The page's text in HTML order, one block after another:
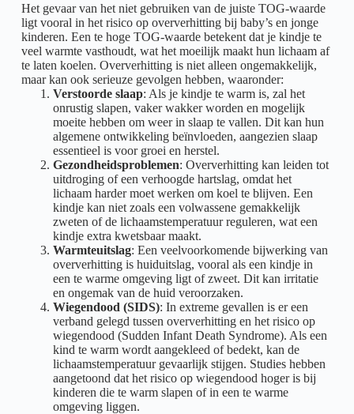
Het gevaar van het niet gebruiken van de juiste TOG-waarde
ligt vooral in het risico op oververhitting bij baby’s en jonge
kinderen. Een te hoge TOG-waarde betekent dat je kindje te
veel warmte vasthoudt, wat het moeilijk maakt hun lichaam af
te laten koelen. Oververhitting is niet alleen ongemakkelijk,
maar kan ook serieuze gevolgen hebben, waaronder:
Verstoorde slaap: Als je kindje te warm is, zal het
onrustig slapen, vaker wakker worden en mogelijk
moeite hebben om weer in slaap te vallen. Dit kan hun
algemene ontwikkeling beïnvloeden, aangezien slaap
essentieel is voor groei en herstel.
Gezondheidsproblemen: Oververhitting kan leiden tot
uitdroging of een verhoogde hartslag, omdat het
lichaam harder moet werken om koel te blijven. Een
kindje kan niet zoals een volwassene gemakkelijk
zweten of de lichaamstemperatuur reguleren, wat een
kindje extra kwetsbaar maakt.
Warmteuitslag: Een veelvoorkomende bijwerking van
oververhitting is huiduitslag, vooral als een kindje in
een te warme omgeving ligt of zweet. Dit kan irritatie
en ongemak van de huid veroorzaken.
Wiegendood (SIDS): In extreme gevallen is er een
verband gelegd tussen oververhitting en het risico op
wiegendood (Sudden Infant Death Syndrome). Als een
kind te warm wordt aangekleed of bedekt, kan de
lichaamstemperatuur gevaarlijk stijgen. Studies hebben
aangetoond dat het risico op wiegendood hoger is bij
kinderen die te warm slapen of in een te warme
omgeving liggen.